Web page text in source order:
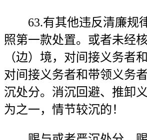
63.有其他违反清廉规
照第一款处置。或者未经
（边）境，对间接义务者
对间接义务者和带领义务
沉处分。消沉回避、推卸
为之一，情节较沉的！